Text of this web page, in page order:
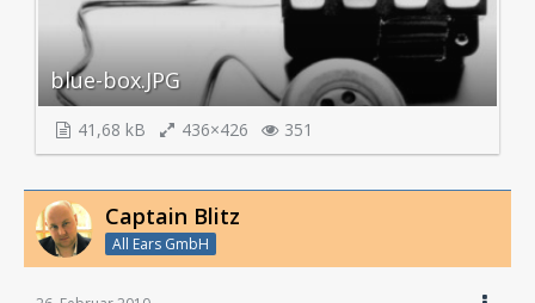
blue-box.JPG
41,68 kB 436×426 351
Captain Blitz
All Ears GmbH